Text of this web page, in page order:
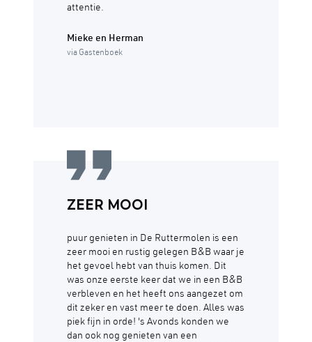
attentie.
Mieke en Herman
via Gastenboek
ZEER MOOI
puur genieten in De Ruttermolen is een
zeer mooi en rustig gelegen B&B waar je
het gevoel hebt van thuis komen. Dit
was onze eerste keer dat we in een B&B
verbleven en het heeft ons aangezet om
dit zeker en vast meer te doen. Alles was
piek fijn in orde! 's Avonds konden we
dan ook nog genieten van een